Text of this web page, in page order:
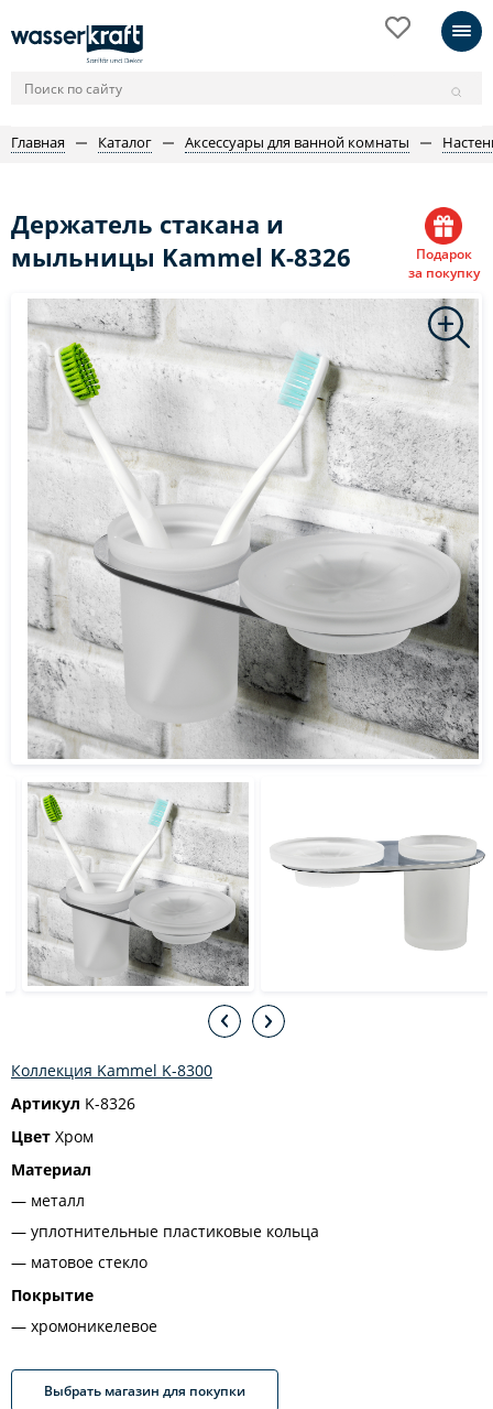
Главная Каталог Аксессуары для ванной комнаты
Держатель стакана и
мыльницы Kammel K-8326
Подарок
за покупку
Коллекция Kammel K-8300
Артикул K-8326
Цвет Хром
Материал
металл
уплотнительные пластиковые кольца
матовое стекло
Покрытие
хромоникелевое
Выбрать магазин для покупки